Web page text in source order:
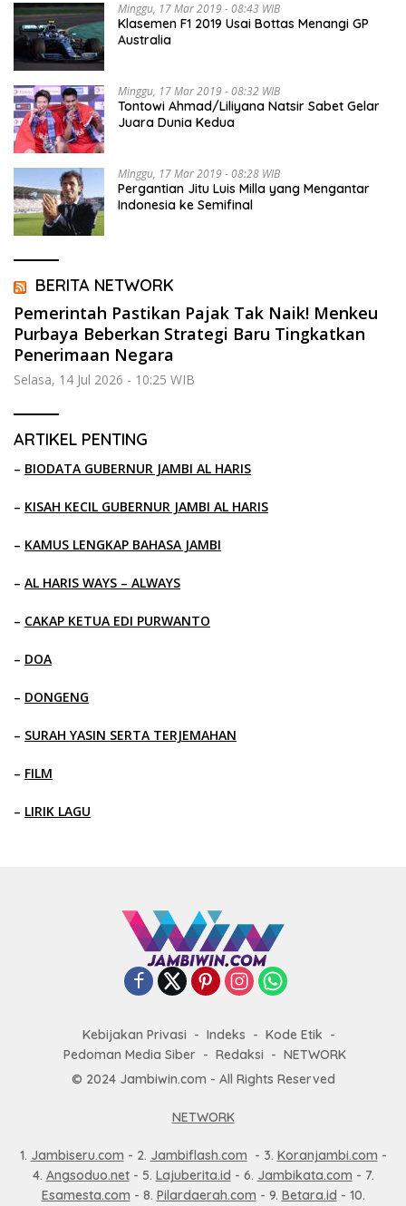
Minggu, 17 Mar 2019 - 08:43 WIB
Klasemen F1 2019 Usai Bottas Menangi GP
Australia
Minggu, 17 Mar 2019 - 08:32 WIB
Tontowi Ahmad/Liliyana Natsir Sabet Gelar
Juara Dunia Kedua
Minggu, 17 Mar 2019 - 08:28 WIB
Pergantian Jitu Luis Milla yang Mengantar
Indonesia ke Semifinal
BERITA NETWORK
Pemerintah Pastikan Pajak Tak Naik! Menkeu
Purbaya Beberkan Strategi Baru Tingkatkan
Penerimaan Negara
Selasa, 14 Jul 2026 - 10:25 WIB
ARTIKEL PENTING
– BIODATA GUBERNUR JAMBI AL HARIS
– KISAH KECIL GUBERNUR JAMBI AL HARIS
– KAMUS LENGKAP BAHASA JAMBI
– AL HARIS WAYS – ALWAYS
– CAKAP KETUA EDI PURWANTO
– DOA
– DONGENG
– SURAH YASIN SERTA TERJEMAHAN
– FILM
– LIRIK LAGU
Kebijakan Privasi Indeks
Kode Etik
Pedoman Media Siber
Redaksi
NETWORK
© 2024 Jambiwin.com - All Rights Reserved
NETWORK
1. Jambiseru.com - 2. Jambiflash.com - 3. Koranjambi.com -
4. Angsoduo.net- 5. Lajuberita.id - 6. Jambikata.com - 7.
Esamesta.com - 8. Pilardaerah.com - 9. Betara.id - 10.